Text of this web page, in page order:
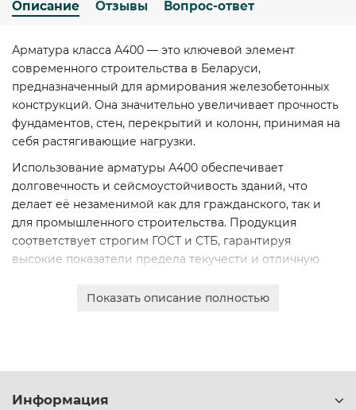
Описание Отзывы Вопрос-ответ
Арматура класса А400 — это ключевой элемент
современного строительства в Беларуси,
предназначенный для армирования железобетонных
конструкций. Она значительно увеличивает прочность
фундаментов, стен, перекрытий и колонн, принимая на
себя растягивающие нагрузки.
Использование арматуры А400 обеспечивает
долговечность и сейсмоустойчивость зданий, что
делает её незаменимой как для гражданского, так и
для промышленного строительства. Продукция
соответствует строгим ГОСТ и СТБ, гарантируя
высокие показатели предела текучести и отличную
Мы предлагаем полный сортамент диаметров для
Показать описание полностью
Информация